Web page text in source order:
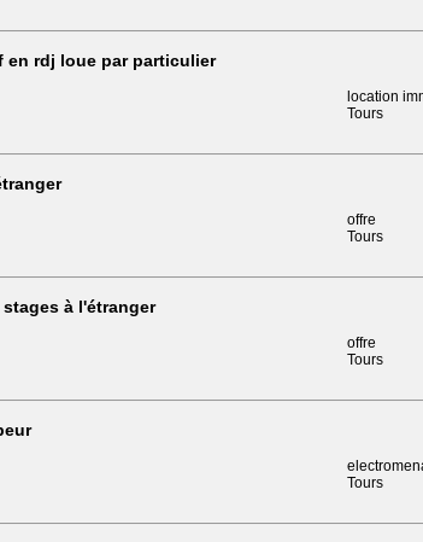
en rdj loue par particulier
location
Tours
offre
Tours
à l'étranger
offre
Tours
Tours